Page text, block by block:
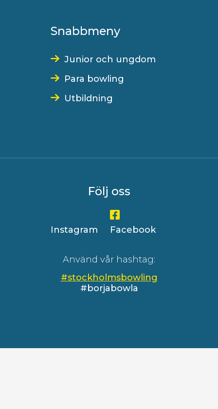
Snabbmeny
Junior och ungdom
Para bowling
Utbildning
Följ oss
Instagram Facebook
Använd vår hashtag:
#stockholmsbowling
#borjabowla